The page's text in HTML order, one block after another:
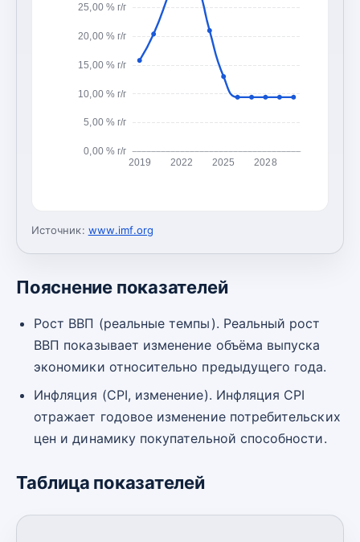
0,00 % г/г
5,00 % г/г
10,00 % г/г
15,00 % г/г
20,00 % г/г
25,00 % г/г
2019 2022 2025 2028
Источник: www.imf.org
Пояснение показателей
Рост ВВП (реальные темпы). Реальный рост
ВВП показывает изменение объёма выпуска
экономики относительно предыдущего года.
Инфляция (CPI, изменение). Инфляция CPI
отражает годовое изменение потребительских
цен и динамику покупательной способности.
Таблица показателей